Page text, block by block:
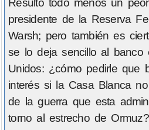
Resultó todo menos un
presidente de la Reserva
Warsh; pero también es
se lo deja sencillo al banco
Unidos: ¿cómo pedirle que
interés si la Casa Blanca
de la guerra que esta
torno al estrecho de Ormuz?